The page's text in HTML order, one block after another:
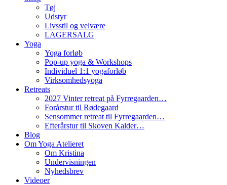
Tøj
Udstyr
Livsstil og velvære
LAGERSALG
Yoga
Yoga forløb
Pop-up yoga & Workshops
Individuel 1:1 yogaforløb
Virksomhedsyoga
Retreats
2027 Vinter retreat på Fyrregaarden…
Forårstur til Rødegaard
Sensommer retreat til Fyrregaarden…
Efterårstur til Skoven Kalder…
Blog
Om Yoga Atelieret
Om Kristina
Undervisningen
Nyhedsbrev
Videoer